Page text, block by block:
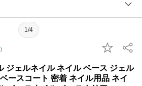
1/4
ジェルネイル ネイル ベース ジェル
ースコート 密着 ネイル用品 ネイ